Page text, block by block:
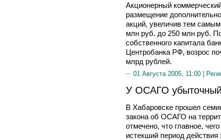
Акционерный
размещение
акций, увеличив тем
млн руб. до 250 млн руб.
собственного капитала
Центробанка РФ, возрос
млрд рублей.
01 Августа 2005, 11:00 |
У ОСАГО
В Хабаровске прошел
закона об ОСАГО на
отмечено, что главное,
истекший период